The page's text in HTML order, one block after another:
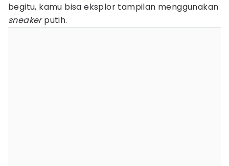
begitu, kamu bisa eksplor tampilan menggunakan
sneakerputih.